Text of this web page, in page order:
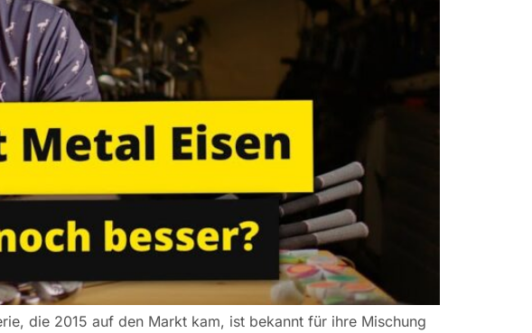
die 2015 auf den Markt kam, ist bekannt für ihre Mischung